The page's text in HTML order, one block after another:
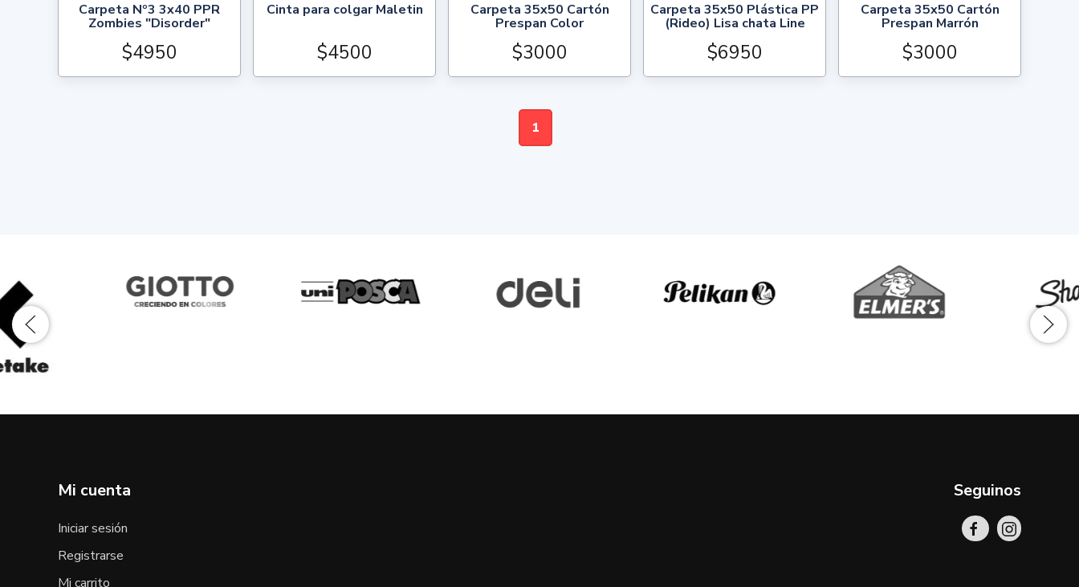
Carpeta Nº3 3x40 PPR
Zombies "Disorder"
$4950
Cinta para colgar Maletin
$4500
Carpeta 35x50 Cartón
Prespan Color
$3000
Carpeta 35x50 Plástica PP
(Rideo) Lisa chata Line
$6950
Carpeta 35x50 Cartón
Prespan Marrón
$3000
1
Mi cuenta
Iniciar sesión
Registrarse
Mi carrito
Seguinos